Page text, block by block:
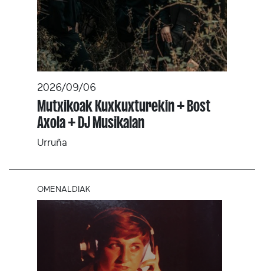
2026/09/06
Mutxikoak Kuxkuxturekin + Bost
Axola + DJ Musikalan
Urruña
OMENALDIAK